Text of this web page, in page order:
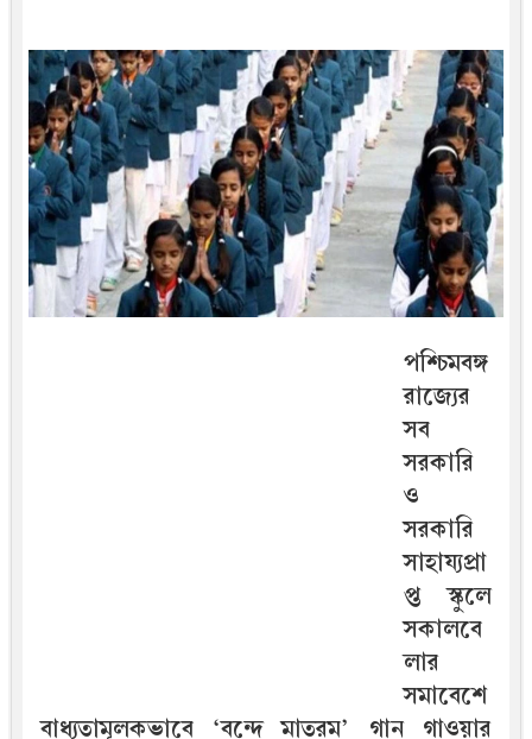
পশ্চিমবঙ্গ
রাজ্যের
সব
সরকারি
ও
সরকারি
সাহায্যপ্রা
প্ত স্কুলে
সকালবে
লার
সমাবেশে
বাধ্যতামূলকভাবে ‘বন্দে মাতরম’ গান গাওয়ার